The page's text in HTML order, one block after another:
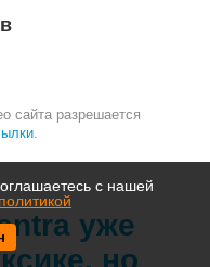
сайта разрешается
.
уже
но
с нашей
политикой